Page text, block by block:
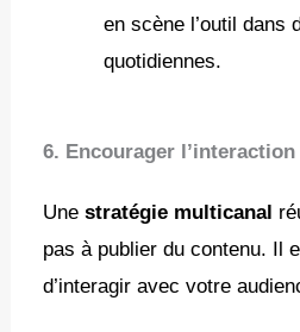
en scène l’outil dans
quotidiennes.
6. Encourager
Unestratégie multicanal
pas à publier du contenu. Il
d’interagir avec votre